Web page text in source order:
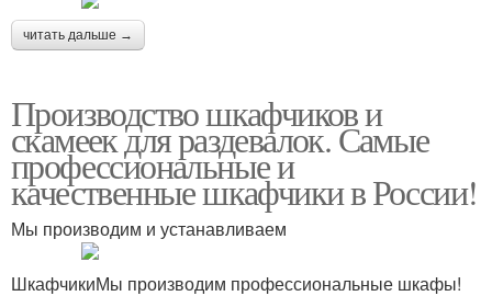
читать дальше →
Производство шкафчиков и
скамеек для раздевалок. Самые
профессиональные и
качественные шкафчики в России!
Мы производим и устанавливаем
ШкафчикиМы производим профессиональные шкафы!